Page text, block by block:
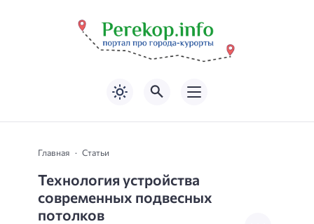
Главная Статьи
Технология устройства
современных подвесных
потолков